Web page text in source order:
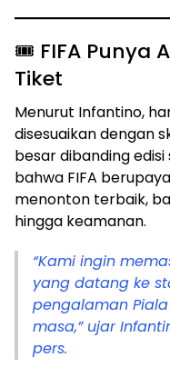
🎟️ FIFA Punya
Tiket
Menurut Infantino,
disesuaikan dengan
besar dibanding
bahwa FIFA
menonton terbaik,
hingga keamanan.
“Kami ingin
yang datang ke
pengalaman
masa,” ujar
pers.